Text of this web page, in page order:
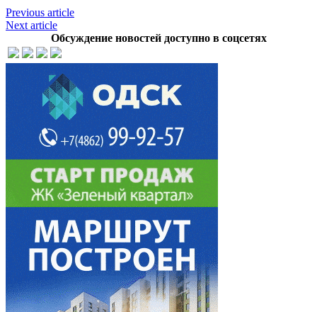
Previous article
Next article
Обсуждение новостей доступно в соцсетях